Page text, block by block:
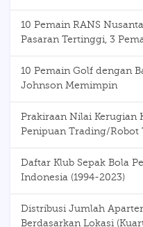
10 Pemain RANS
Pasaran Tertinggi, 3
10 Pemain Golf dengan
Johnson Memimpin
Prakiraan Nilai Kerugian
Penipuan Trading/Robot
Daftar Klub Sepak Bola
Indonesia (1994-2023)
Distribusi Jumlah
Berdasarkan Lokasi